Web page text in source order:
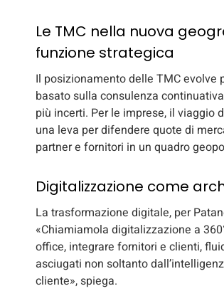
Le TMC nella nuova
funzione strategica
Il posizionamento delle TMC
basato sulla consulenza
più incerti. Per le imprese, il viaggio
una leva per difendere quote di
partner e fornitori in un quadro
Digitalizzazione come
La trasformazione digitale, per
«Chiamiamola digitalizzazione a
office, integrare fornitori e clienti,
asciugati non soltanto
cliente», spiega.